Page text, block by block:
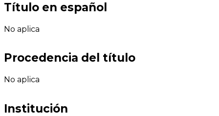
Título en español
No aplica
Procedencia del título
No aplica
Institución